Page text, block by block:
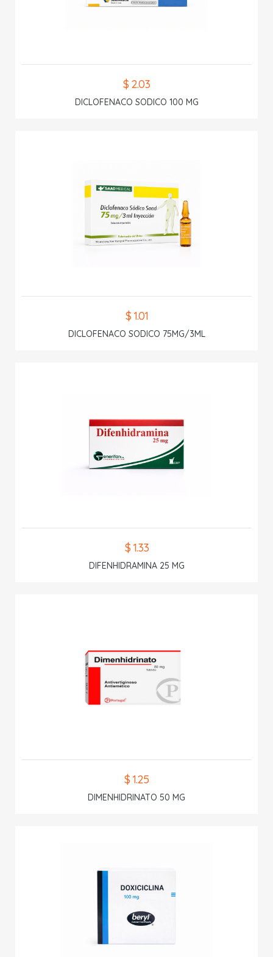
$ 2.03
DICLOFENACO SODICO 100 MG
$ 1.01
DICLOFENACO SODICO 75MG/3ML
$ 1.33
DIFENHIDRAMINA 25 MG
$ 1.25
DIMENHIDRINATO 50 MG